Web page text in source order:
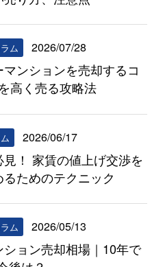
ム 2026/07/28
マンションを売却するコ
高く売る攻略法
2026/06/17
！ 家賃の値上げ交渉を
ためのテクニック
ム 2026/05/13
ョン売却相場｜10年で